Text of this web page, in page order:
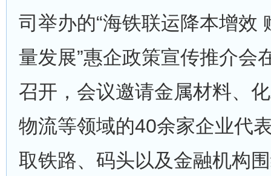
司举办的“海铁联运降本增效
量发展”惠企政策宣传推介会
召开，会议邀请金属材料、
物流等领域的40余家企业代
取铁路、码头以及金融机构